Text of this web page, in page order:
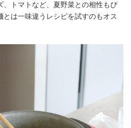
、トマトなど、夏野菜との相性もぴ
とは一味違うレシピを試すのもオス